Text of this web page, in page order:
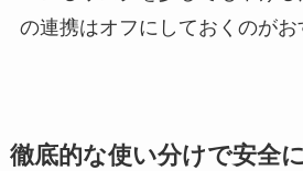
の連携はオフにしておくのがお
徹底的な使い分けで安全